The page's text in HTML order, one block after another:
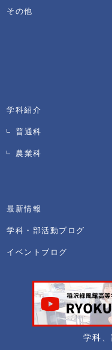
その他
学科紹介
普通科
農業科
最新情報
学科・部活動ブログ
イベントブログ
学科、